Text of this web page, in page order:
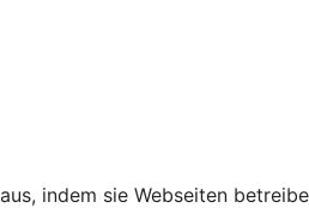
indem sie Webseiten